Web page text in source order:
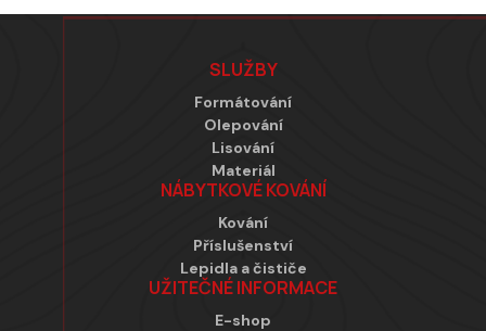
Zápatí
SLUŽBY
Formátování
Olepování
Lisování
Materiál
NÁBYTKOVÉ KOVÁNÍ
Kování
Příslušenství
Lepidla a čističe
UŽITEČNÉ INFORMACE
E-shop